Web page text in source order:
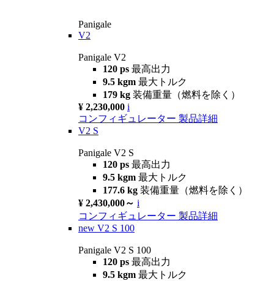
Panigale
V2
Panigale V2
120 ps 最高出力
9.5 kgm 最大トルク
179 kg 装備重量（燃料を除く）
¥ 2,230,000 i
コンフィギュレーター 製品詳細
V2 S
Panigale V2 S
120 ps 最高出力
9.5 kgm 最大トルク
177.6 kg 装備重量（燃料を除く）
¥ 2,430,000～ i
コンフィギュレーター 製品詳細
new V2 S 100
Panigale V2 S 100
120 ps 最高出力
9.5 kgm 最大トルク